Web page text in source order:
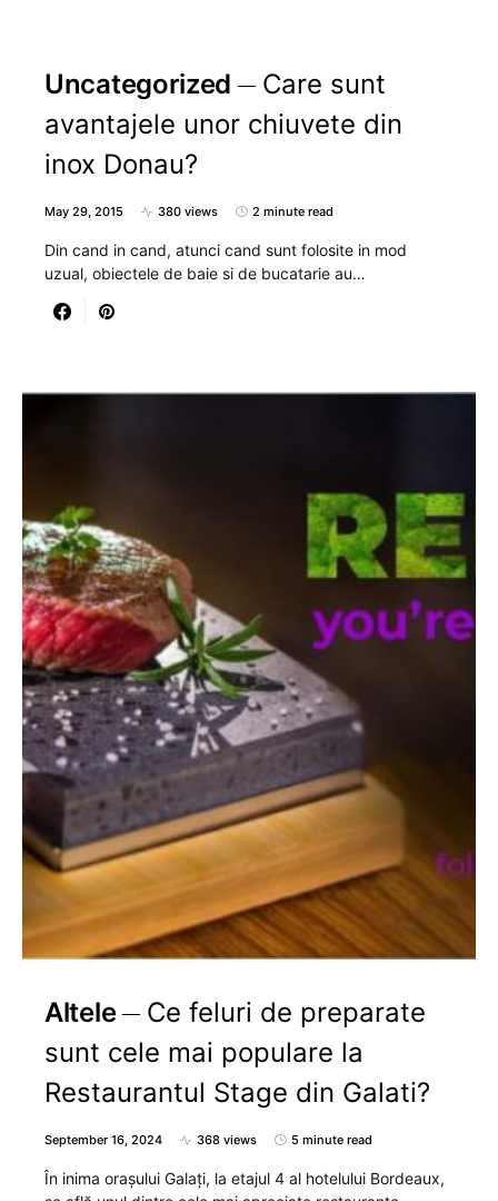
Uncategorized
Care sunt
avantajele unor chiuvete din
inox Donau?
May 29, 2015 380 views 2 minute read
Din cand in cand, atunci cand sunt folosite in mod
uzual, obiectele de baie si de bucatarie au…
Altele
Ce feluri de preparate
sunt cele mai populare la
Restaurantul Stage din Galati?
September 16, 2024 368 views 5 minute read
În inima orașului Galați, la etajul 4 al hotelului Bordeaux,